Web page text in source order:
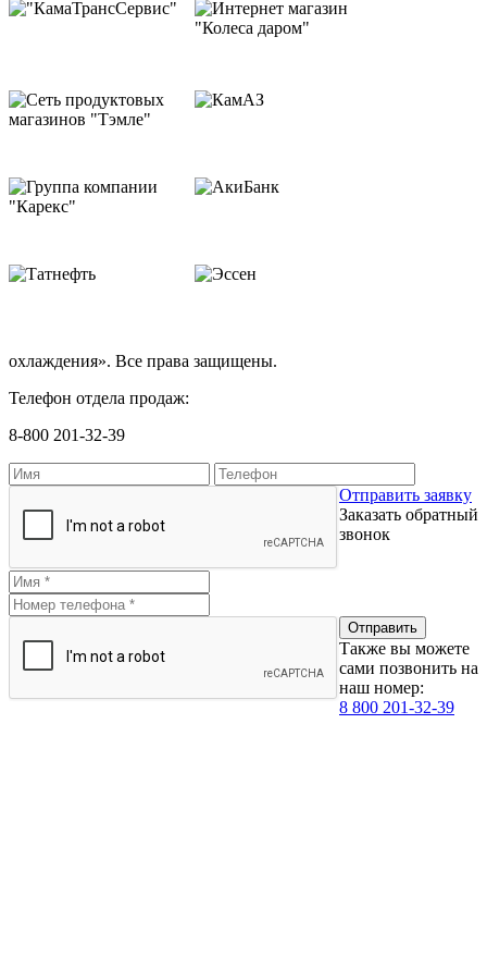
охлаждения». Все права защищены.
Телефон отдела продаж:
8-800 201-32-39
Отправить заявку
Заказать обратный
звонок
Также вы можете
сами позвонить на
наш номер:
8 800 201-32-39